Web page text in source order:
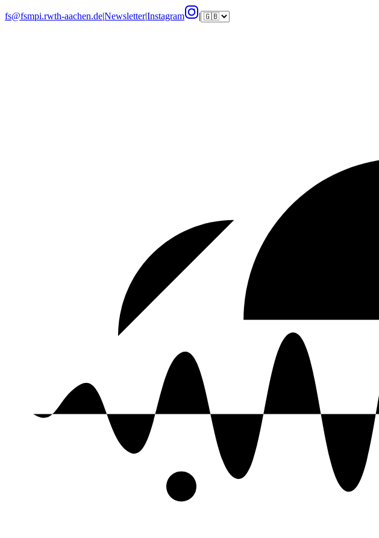
fs@fsmpi.rwth-aachen.de|Newsletter|Instagram |